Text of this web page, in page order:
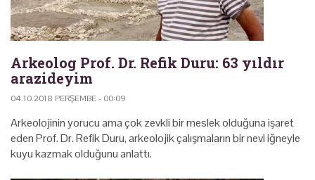
Arkeolog Prof. Dr. Refik Duru: 63 yıldır
arazideyim
04.10.2018 PERŞEMBE - 00:09
Arkeolojinin yorucu ama çok zevkli bir meslek olduğuna işaret
eden Prof. Dr. Refik Duru, arkeolojik çalışmaların bir nevi iğneyle
kuyu kazmak olduğunu anlattı.